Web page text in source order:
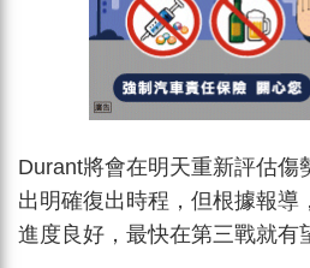
Durant將會在明天重新評估傷
出明確復出時程，但根據報導
進度良好，最快在第三戰就有